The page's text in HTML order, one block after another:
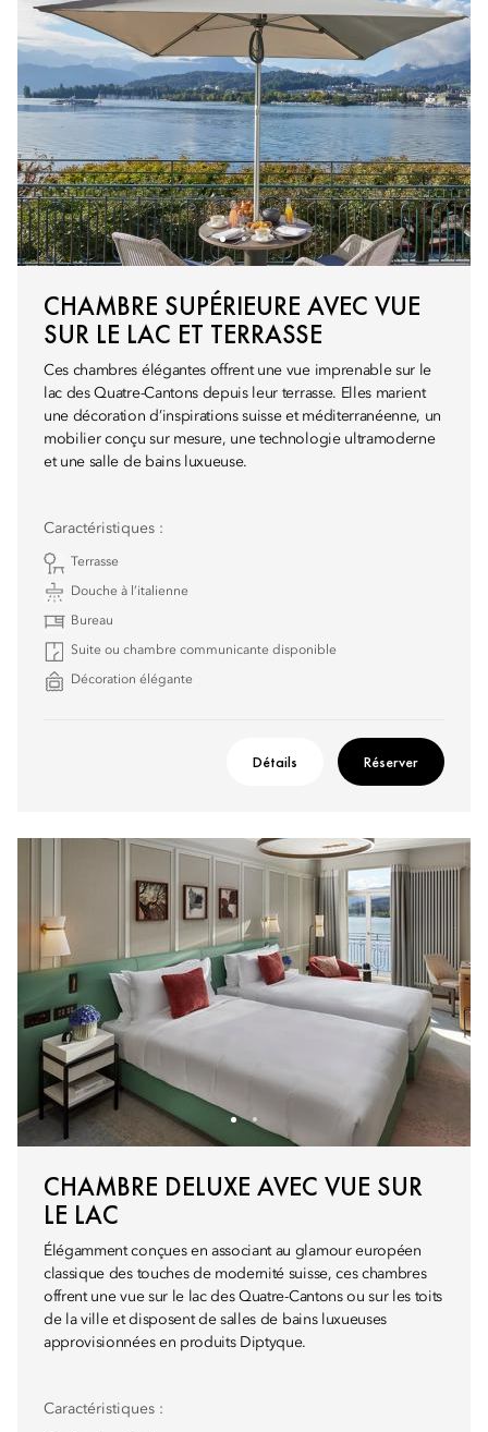
CHAMBRE SUPÉRIEURE AVEC VUE
SUR LE LAC ET TERRASSE
Ces chambres élégantes offrent une vue imprenable sur le
lac des Quatre-Cantons depuis leur terrasse. Elles marient
une décoration d’inspirations suisse et méditerranéenne, un
mobilier conçu sur mesure, une technologie ultramoderne
et une salle de bains luxueuse.
Caractéristiques :
Terrasse
Douche à l’italienne
Bureau
Suite ou chambre communicante disponible
Décoration élégante
Détails Réserver
CHAMBRE DELUXE AVEC VUE SUR
LE LAC
Élégamment conçues en associant au glamour européen
classique des touches de modernité suisse, ces chambres
offrent une vue sur le lac des Quatre-Cantons ou sur les toits
de la ville et disposent de salles de bains luxueuses
approvisionnées en produits Diptyque.
Caractéristiques :